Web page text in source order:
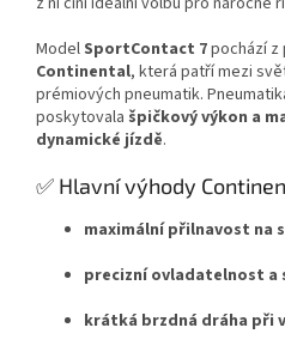
ModelSportContact 7pochází
Continental, která patří mezi
prémiových pneumatik.
poskytovala špičkový výkon a
dynamické jízdě.
✅ Hlavní výhody
maximální přilnavost na
precizní ovladatelnost a
krátká brzdná dráha při